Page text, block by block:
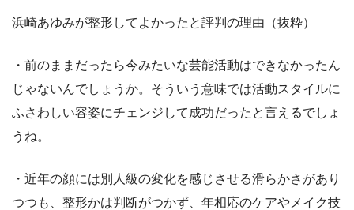
浜崎あゆみが整形してよかったと評判の理由（抜粋）
・前のままだったら今みたいな芸能活動はできなかったん
じゃないんでしょうか。そういう意味では活動スタイルに
ふさわしい容姿にチェンジして成功だったと言えるでしょ
うね。
・近年の顔には別人級の変化を感じさせる滑らかさがあり
つつも、整形かは判断がつかず、年相応のケアやメイク技